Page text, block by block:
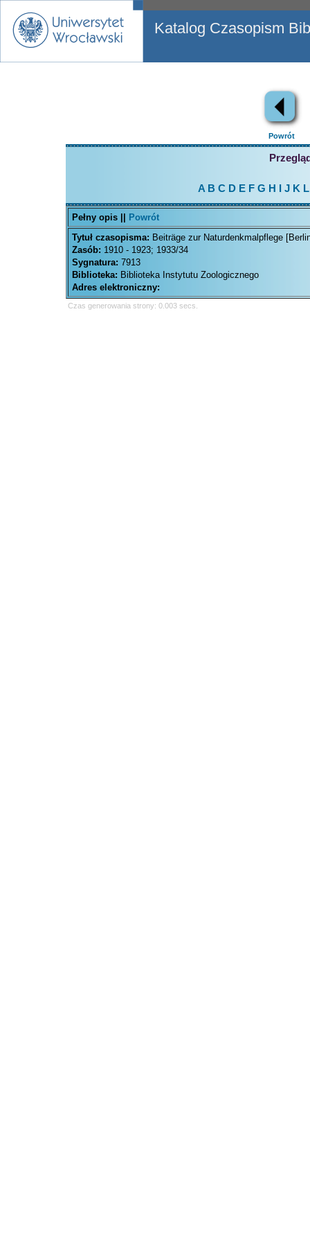
Katalog Czasopism
Powrót
A B C D EFG H J K L
Pełny opis ||
Powrót
Tytuł czasopisma: Beiträge zur Naturdenkmalpflege
Zasób: 1910 - 1923; 1933/34
Sygnatura: 7913
Biblioteka: Biblioteka Instytutu Zoologicznego
Adres elektroniczny:
Czas generowania strony: 0.003 secs.